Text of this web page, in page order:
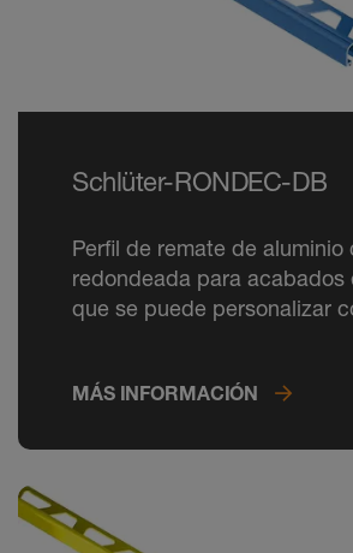
Schlüter-RONDEC-DB
Perfil de remate de aluminio
redondeada para acabados
que se puede personalizar
MÁS INFORMACIÓN